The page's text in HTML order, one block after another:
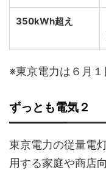
350kWh超え
※東京電力は６月
ずっとも電気２
東京電力の従量電
用する家庭や商店